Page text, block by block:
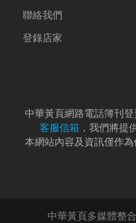
聯絡我們
登錄店家
中華黃頁網路電話簿刊
客服信箱 ，我們將提
本網站內容及資訊僅作
中華黃頁多媒體整